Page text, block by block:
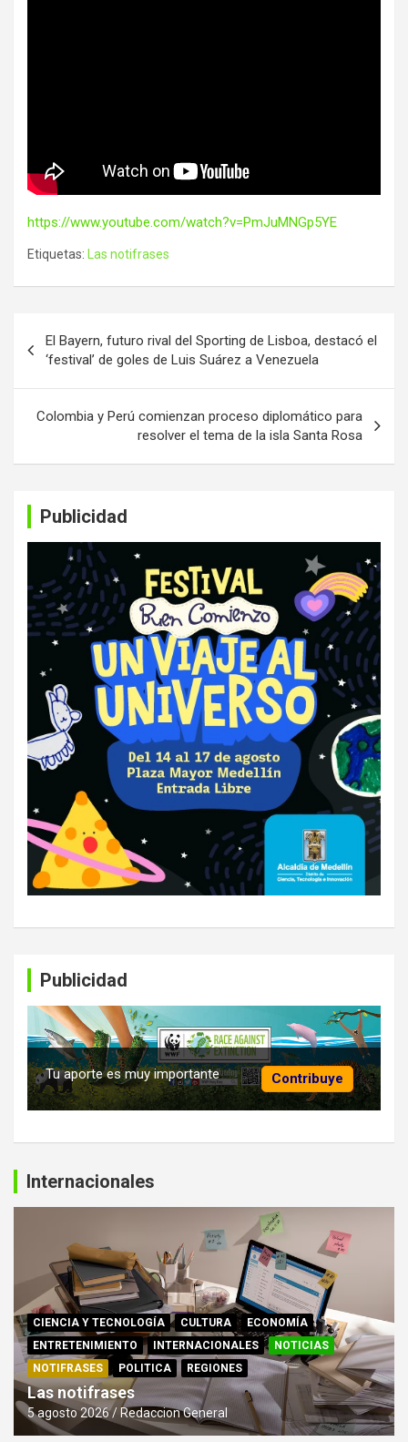
https://www.youtube.com/watch?v=PmJuMNGp5YE
Etiquetas: Las notifrases
de
entradas
El Bayern, futuro rival del Sporting de Lisboa, destacó el
‘festival’ de goles de Luis Suárez a Venezuela
Colombia y Perú comienzan proceso diplomático para
resolver el tema de la isla Santa Rosa
Publicidad
Publicidad
Contribuye
Tu aporte es muy importante
Internacionales
CIENCIA Y TECNOLOGÍA CULTURA
ECONOMÍA
ENTRETENIMIENTO
INTERNACIONALES
NOTICIAS
NOTIFRASES
POLITICA REGIONES
Las notifrases
5 agosto 2026 Redaccion General